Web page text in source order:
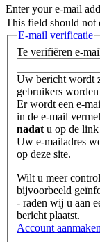
Enter your e-mail
This field should not
E-mail verificatie
Te verifiëren e-
Uw bericht wordt
gebruikers
Er wordt een e-
in de e-mail
nadat u op de
Uw e-mailadres
op deze site.
Wilt u meer
bijvoorbeeld
- raden wij u aan
bericht plaatst.
Account aanmaken